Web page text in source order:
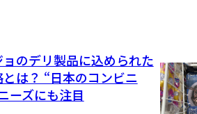
のデリ製品に込められた
は？ “日本のコンビニ
ーズにも注目